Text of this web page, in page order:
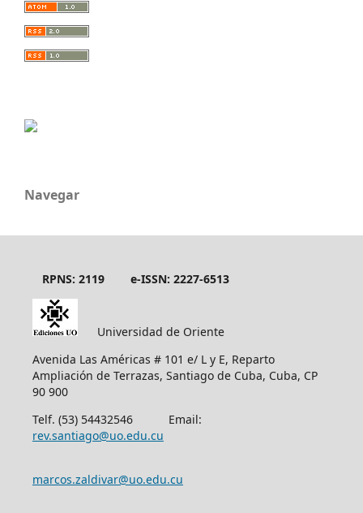
Navegar
RPNS: 2119 e-ISSN: 2227-6513
Universidad de Oriente
Avenida Las Américas # 101 e/ L y E, Reparto
Ampliación de Terrazas, Santiago de Cuba, Cuba, CP
90 900
Telf. (53) 54432546 Email:
rev.santiago@uo.edu.cu
marcos.zaldivar@uo.edu.cu